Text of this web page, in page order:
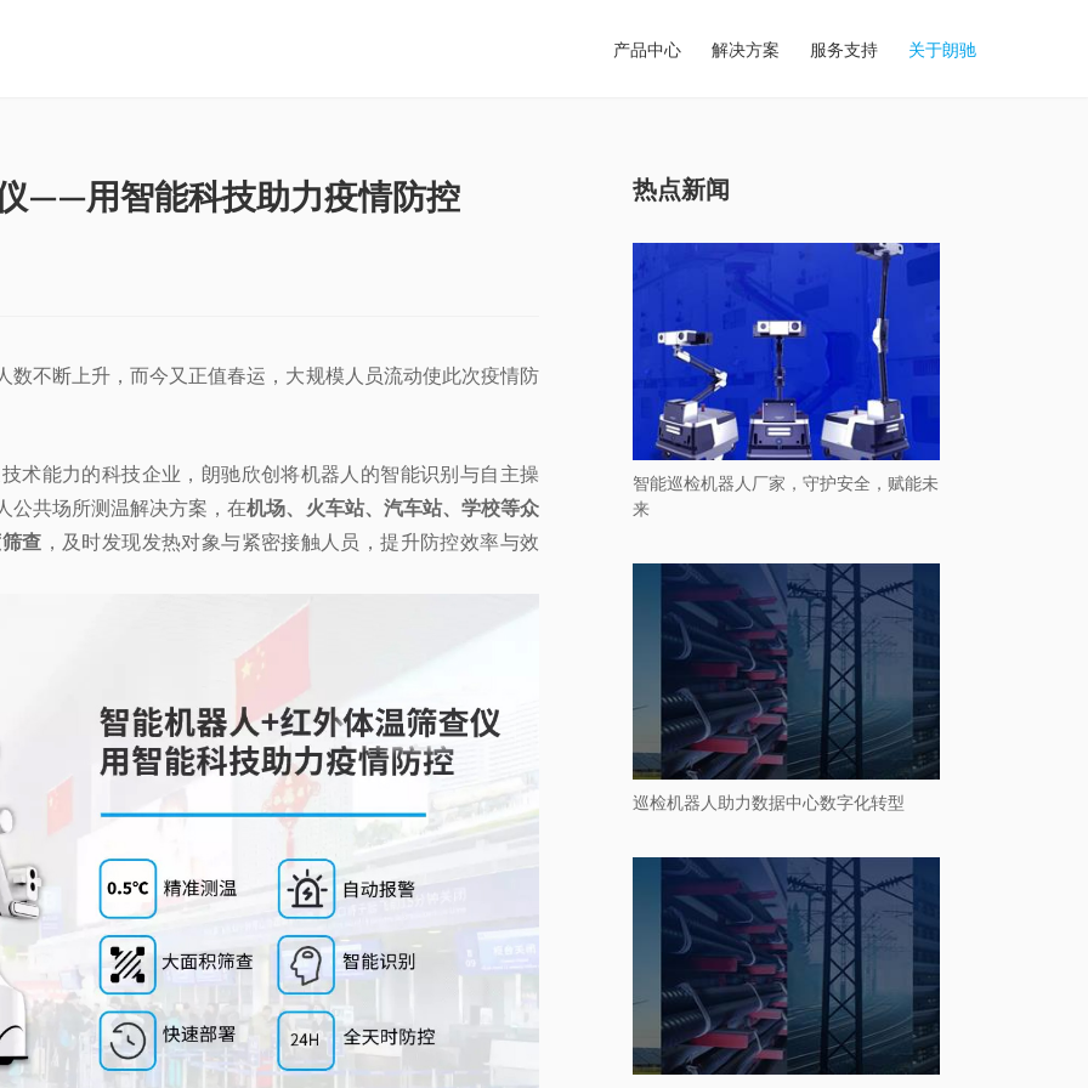
产品中心 解决方案 服务支持 关于朗驰
——用智能科技助力疫情防控
数不断上升，而今又正值春运，大规模人员流动使此次疫情防
术能力的科技企业，朗驰欣创将机器人的智能识别与自主操
公共场所测温解决方案，在机场、火车站、汽车站、学校等众
查 ，及时发现发热对象与紧密接触人员，提升防控效率与效
热点新闻
智能巡检机器人厂家，守护安全，赋能未
来
巡检机器人助力数据中心数字化转型